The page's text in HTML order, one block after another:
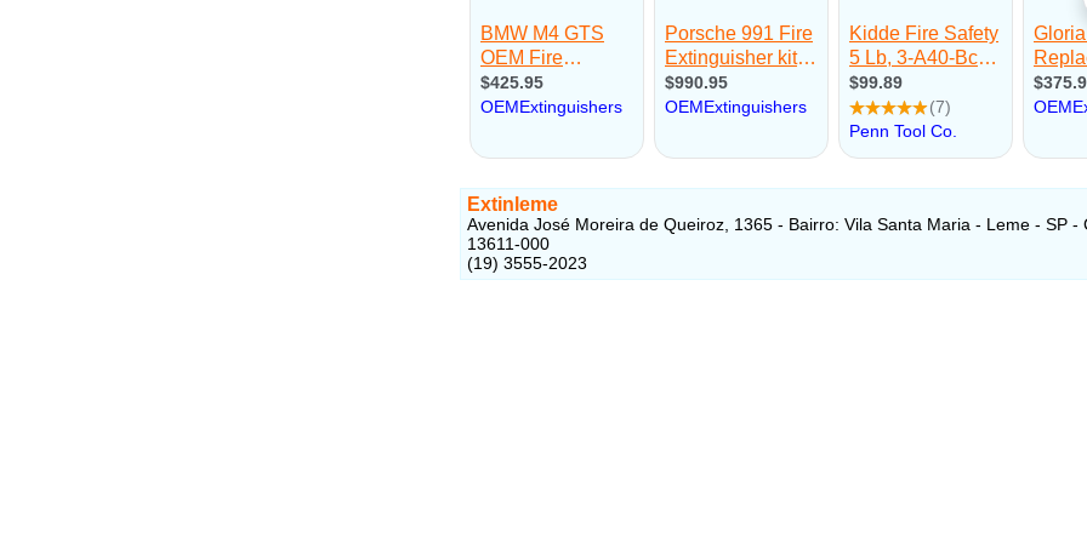
Extinleme
Avenida José Moreira de Queiroz, 1365 - Bairro: Vila Santa Maria - Leme - SP -
13611-000
(19) 3555-2023